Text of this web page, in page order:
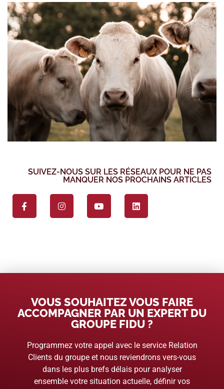
SUIVEZ-NOUS SUR LES RÉSEAUX POUR NE PAS
MANQUER NOS PROCHAINS ARTICLES
VOUS SOUHAITEZ VOUS FAIRE
ACCOMPAGNER PAR UN EXPERT DU
GROUPE FIDU ?
Programmez votre appel avec le service Relation
Clients du groupe et nous reviendrons vers-vous
dans les plus brefs délais pour analyser
ensemble votre situation actuelle, définir vos